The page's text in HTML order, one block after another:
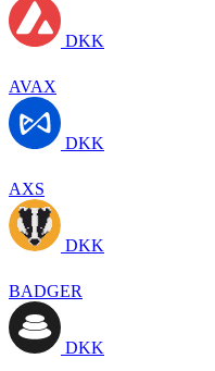
DKK
AVAX
DKK
AXS
DKK
BADGER
DKK